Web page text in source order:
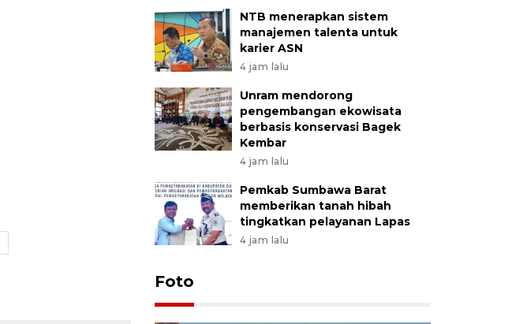
NTB menerapkan sistem
manajemen talenta untuk
karier ASN
4 jam lalu
Unram mendorong
pengembangan ekowisata
berbasis konservasi Bagek
Kembar
4 jam lalu
Pemkab Sumbawa Barat
memberikan tanah hibah
tingkatkan pelayanan Lapas
4 jam lalu
Foto